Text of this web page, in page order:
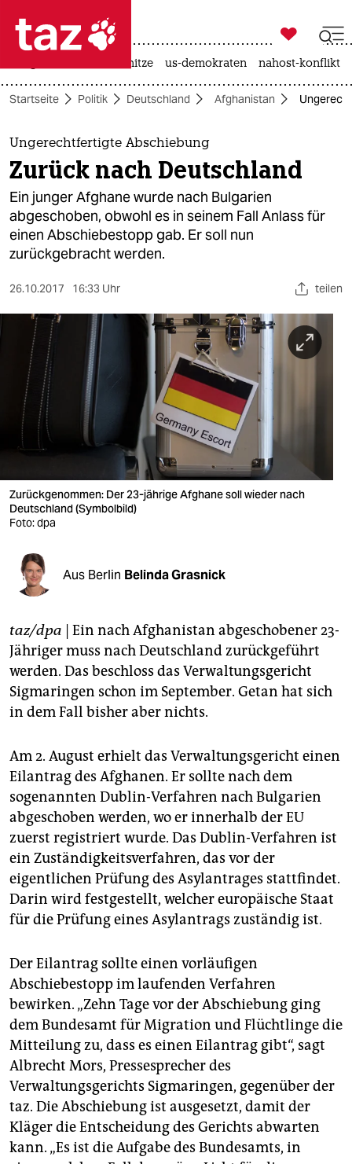
 taz zahl ich
taz zahl ich
themen
politik
öko
gesellschaft
kultur
sport
berlin
nord
wahrheit
verlag
verlag
veranstaltungen
shop
fragen & hilfe
abo
genossenschaft
epaper login

taz zahl ich
hitze us-demokraten nahost-konflikt
Startseite Politik Deutschland Afghanistan
Ungerechtfertigte Abschiebung
Zurück nach Deutschland
Ein junger Afghane wurde nach Bulgarien
abgeschoben, obwohl es in seinem Fall Anlass für
einen Abschiebestopp gab. Er soll nun
zurückgebracht werden.
26.10.2017 16:33 Uhr teilen
Zurückgenommen: Der 23-jährige Afghane soll wieder nach
Deutschland (Symbolbild)
Foto: dpa
Aus Berlin Belinda Grasnick
taz/dpa | Ein nach Afghanistan abgeschobener 23-
Jähriger muss nach Deutschland zurückgeführt
werden. Das beschloss das Verwaltungsgericht
Sigmaringen schon im September. Getan hat sich
in dem Fall bisher aber nichts.
Am 2. August erhielt das Verwaltungsgericht einen
Eilantrag des Afghanen. Er sollte nach dem
sogenannten Dublin-Verfahren nach Bulgarien
abgeschoben werden, wo er innerhalb der EU
zuerst registriert wurde. Das Dublin-Verfahren ist
ein Zuständigkeitsverfahren, das vor der
eigentlichen Prüfung des Asylantrages stattfindet.
Darin wird festgestellt, welcher europäische Staat
für die Prüfung eines Asylantrags zuständig ist.
Der Eilantrag sollte einen vorläufigen
Abschiebestopp im laufenden Verfahren
bewirken. „Zehn Tage vor der Abschiebung ging
dem Bundesamt für Migration und Flüchtlinge die
Mitteilung zu, dass es einen Eilantrag gibt“, sagt
Albrecht Mors, Pressesprecher des
Verwaltungsgerichts Sigmaringen, gegenüber der
taz. Die Abschiebung ist ausgesetzt, damit der
Kläger die Entscheidung des Gerichts abwarten
kann. „Es ist die Aufgabe des Bundesamts, in